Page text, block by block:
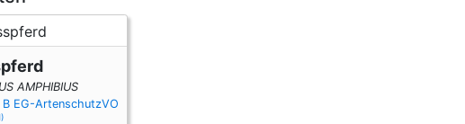
AMPHIBIUS
EG-ArtenschutzVO